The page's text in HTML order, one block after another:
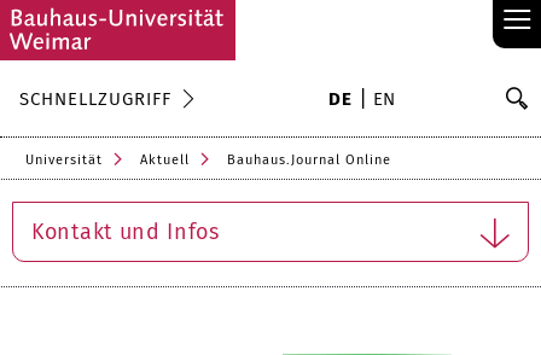
≡
SCHNELLZUGRIFF DE EN
Universität Aktuell Bauhaus.Journal Online
Kontakt und Infos